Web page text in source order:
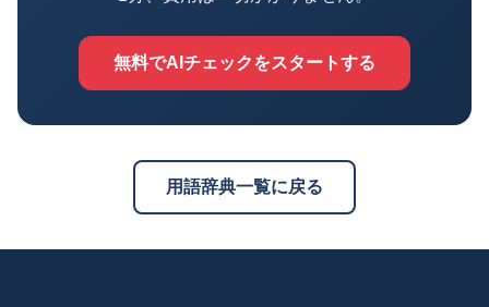
無料でAIチェックをスタートする
用語辞典一覧に戻る